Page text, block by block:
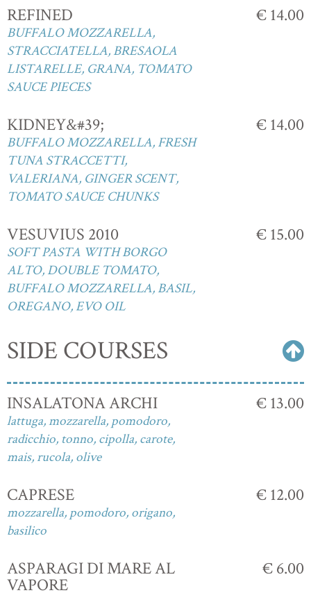
REFINED
BUFFALO MOZZARELLA,
STRACCIATELLA, BRESAOLA
LISTARELLE, GRANA, TOMATO
SAUCE PIECES
€ 14.00
KIDNEY&#39;
BUFFALO MOZZARELLA, FRESH
TUNA STRACCETTI,
VALERIANA, GINGER SCENT,
TOMATO SAUCE CHUNKS
€ 14.00
VESUVIUS 2010
SOFT PASTA WITH BORGO
ALTO, DOUBLE TOMATO,
BUFFALO MOZZARELLA, BASIL,
OREGANO, EVO OIL
€ 15.00
SIDE COURSES
INSALATONA ARCHI
lattuga, mozzarella, pomodoro,
radicchio, tonno, cipolla, carote,
mais, rucola, olive
€ 13.00
CAPRESE
mozzarella, pomodoro, origano,
basilico
€ 12.00
ASPARAGI DI MARE AL
VAPORE
€ 6.00